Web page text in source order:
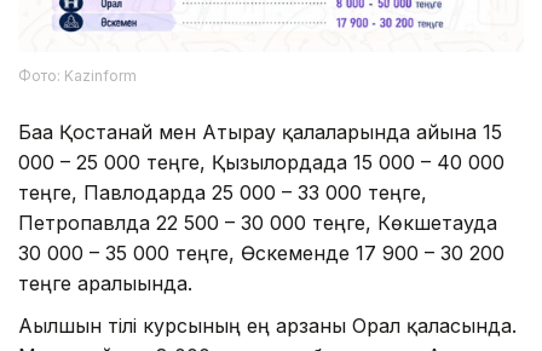
Фото: Kazinform
Баға Қостанай мен Атырау қалаларында айына 15
000 – 25 000 теңге, Қызылордада 15 000 – 40 000
теңге, Павлодарда 25 000 – 33 000 теңге,
Петропавлда 22 500 – 30 000 теңге, Көкшетауда
30 000 – 35 000 теңге, Өскеменде 17 900 – 30 200
теңге аралығында.
Ағылшын тілі курсының ең арзаны Орал қаласында.